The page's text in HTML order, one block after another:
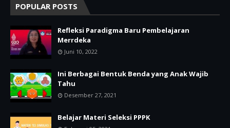
POPULAR POSTS
Refleksi Paradigma Baru Pembelajaran
Merrdeka
Juni 10, 2022
Ini Berbagai Bentuk Benda yang Anak Wajib
Tahu
Desember 27, 2021
Belajar Materi Seleksi PPPK